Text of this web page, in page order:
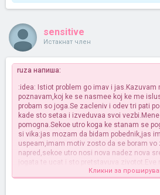
sensitive
Истакнат член
ruza напиша:
:idea: Istiot problem go imav i jas.Kazuvam
poznavam,koj ke se nasmee koj ke me
probam so joga.Se zacleniv i odev tri pati
kade sto setaa i izveduvaa svoi
pomogna.Sekoe utro koga ke stanam se
si vika:jas mozam da bidam pobednik,jas
uspeam,imam motiv zosto da se boram vo
napred,sekoe utro nosi nova nadez nova
jogata te ucat i sto pretstavuva zivotot.Eve
procitaj ja,zivotot e avantura dozivej
e bolka preboli ja,zivotot e vojna bori
Кликни за